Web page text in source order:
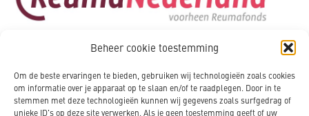
Beheer cookie toestemming
Om de beste ervaringen te bieden, gebruiken wij technologieën zoals cookies
om informatie over je apparaat op te slaan en/of te raadplegen. Door in te
stemmen met deze technologieën kunnen wij gegevens zoals surfgedrag of
unieke ID's op deze site verwerken. Als je geen toestemming geeft of uw